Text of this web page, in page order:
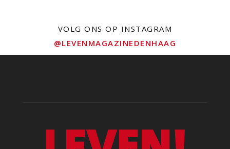
VOLG ONS OP INSTAGRAM
@LEVENMAGAZINEDENHAAG